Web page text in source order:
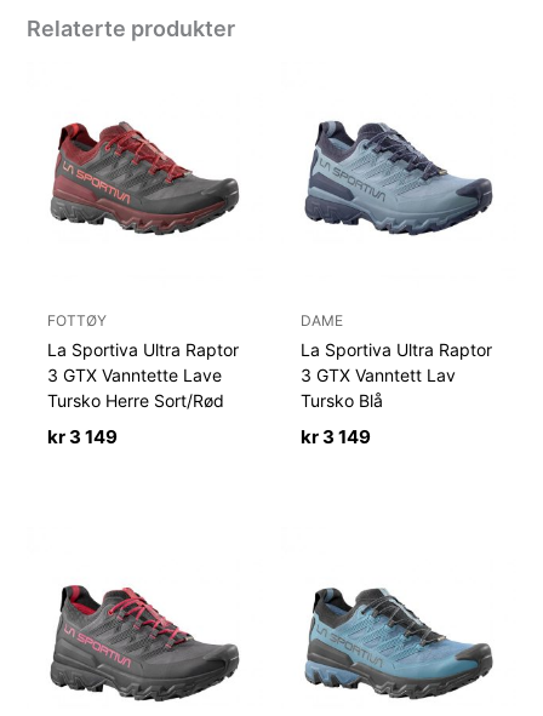
Relaterte produkter
FOTTØY
La Sportiva Ultra Raptor
3 GTX Vanntette Lave
Tursko Herre Sort/Rød
kr3 149
DAME
La Sportiva Ultra Raptor
3 GTX Vanntett Lav
Tursko Blå
kr3 149